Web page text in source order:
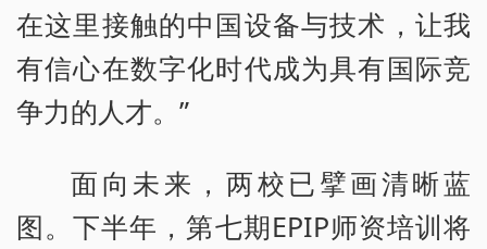
在这里接触的中国设备与技术，让我
有信心在数字化时代成为具有国际竞
争力的人才。”
面向未来，两校已擘画清晰蓝
图。下半年，第七期EPIP师资培训将